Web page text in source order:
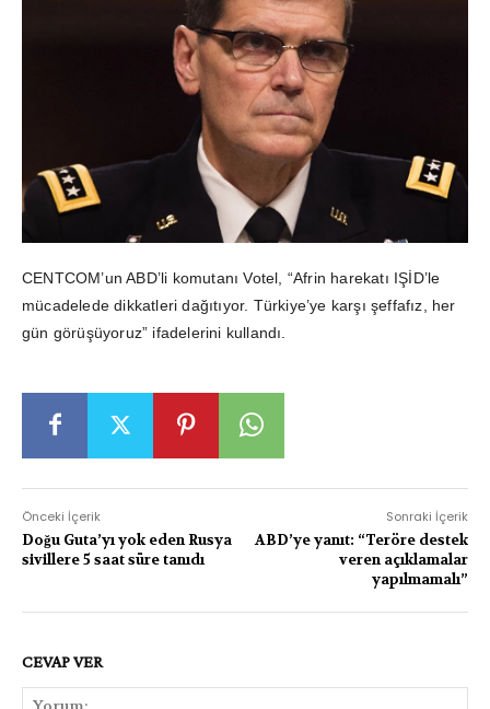
CENTCOM’un ABD’li komutanı Votel, “Afrin harekatı IŞİD’le
mücadelede dikkatleri dağıtıyor. Türkiye’ye karşı şeffafız, her
gün görüşüyoruz” ifadelerini kullandı.
Önceki İçerik
Doğu Guta’yı yok eden Rusya
sivillere 5 saat süre tanıdı
Sonraki İçerik
ABD’ye yanıt: “Teröre destek
veren açıklamalar
yapılmamalı”
CEVAP VER